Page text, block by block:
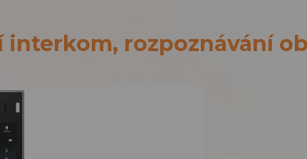
interkom, rozpoznávání